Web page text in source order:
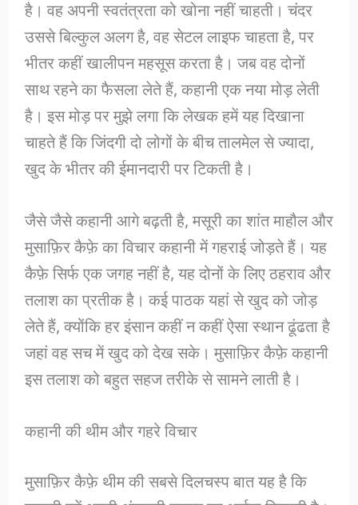
है। वह अपनी स्वतंत्रता को खोना नहीं चाहती। चंदर
उससे बिल्कुल अलग है, वह सेटल लाइफ चाहता है, पर
भीतर कहीं खालीपन महसूस करता है। जब वह दोनों
साथ रहने का फैसला लेते हैं, कहानी एक नया मोड़ लेती
है। इस मोड़ पर मुझे लगा कि लेखक हमें यह दिखाना
चाहते हैं कि जिंदगी दो लोगों के बीच तालमेल से ज्यादा,
खुद के भीतर की ईमानदारी पर टिकती है।
जैसे जैसे कहानी आगे बढ़ती है, मसूरी का शांत माहौल और
मुसाफ़िर कैफ़े का विचार कहानी में गहराई जोड़ते हैं। यह
कैफ़े सिर्फ एक जगह नहीं है, यह दोनों के लिए ठहराव और
तलाश का प्रतीक है। कई पाठक यहां से खुद को जोड़
लेते हैं, क्योंकि हर इंसान कहीं न कहीं ऐसा स्थान ढूंढता है
जहां वह सच में खुद को देख सके। मुसाफ़िर कैफ़े कहानी
इस तलाश को बहुत सहज तरीके से सामने लाती है।
कहानी की थीम और गहरे विचार
मुसाफ़िर कैफ़े थीम की सबसे दिलचस्प बात यह है कि